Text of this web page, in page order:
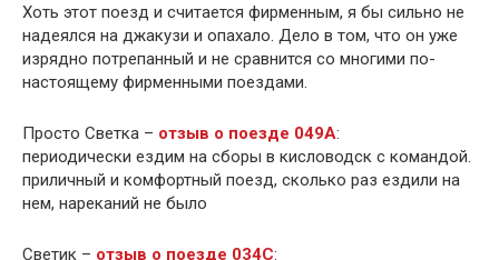
Хоть этот поезд и считается фирменным, я бы сильно не
надеялся на джакузи и опахало. Дело в том, что он уже
изрядно потрепанный и не сравнится со многими по-
настоящему фирменными поездами.
Просто Светка – отзыв о поезде 049А:
периодически ездим на сборы в кисловодск с командой.
приличный и комфортный поезд, сколько раз ездили на
нем, нареканий не было
Светик – отзыв о поезде 034С: